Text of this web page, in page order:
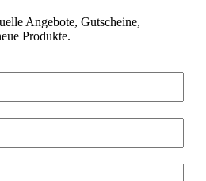
Angebote, Gutscheine,
Produkte.